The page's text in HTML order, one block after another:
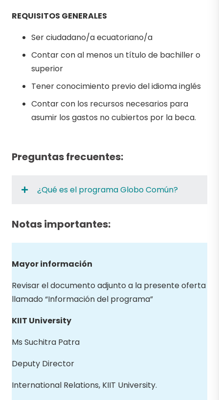
REQUISITOS GENERALES
Ser ciudadano/a ecuatoriano/a
Contar con al menos un título de bachiller o
superior
Tener conocimiento previo del idioma inglés
Contar con los recursos necesarios para
asumir los gastos no cubiertos por la beca.
Preguntas frecuentes:
¿Qué es el programa Globo Común?
Notas importantes:
Mayor información
Revisar el documento adjunto a la presente oferta
llamado “Información del programa”
KIIT University
Ms Suchitra Patra
Deputy Director
International Relations, KIIT University.